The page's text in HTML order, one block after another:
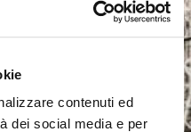
contenuti ed
dei social media e per